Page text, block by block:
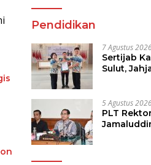
Pendidikan
7 Agustus
Sertijab
Sulut,
5 Agustus
PLT